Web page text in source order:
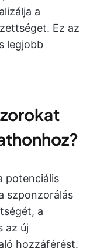
a
Ez az
legjobb
potenciális
szponzorálás
a
az új
hozzáférést.